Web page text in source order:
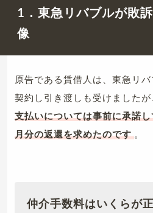
1．東急リバブルが敗
像
原告である賃借人は、東急リ
契約し引き渡しも受けましたが
支払いについては事前に承諾
月分の返還を求めたのです 。
仲介手数料はいくらが